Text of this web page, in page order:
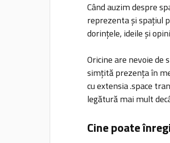
Când auzim despre
reprezenta și spațiul
dorințele, ideile și
Oricine are nevoie de
simțită prezența în
cu extensia .space
legătură mai mult
Cine poate